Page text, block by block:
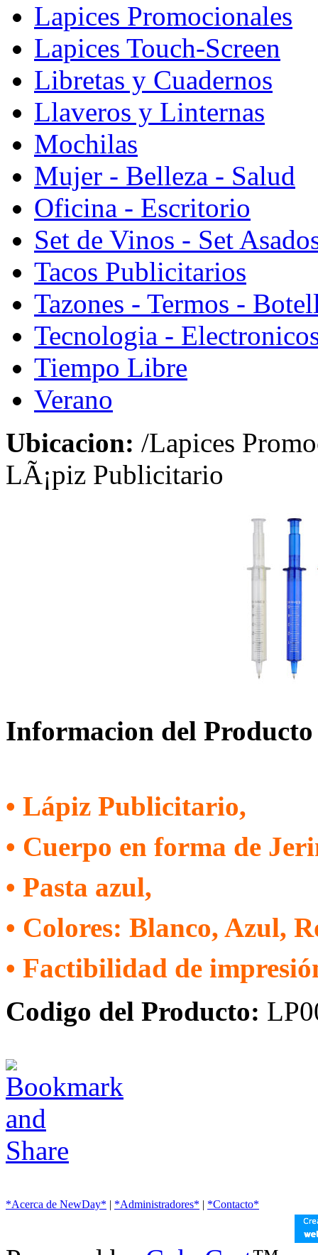
Lapices Promocionales
Lapices Touch-Screen
Libretas y Cuadernos
Llaveros y Linternas
Mochilas
Mujer - Belleza - Salud
Oficina - Escritorio
Set de Vinos - Set
Tacos Publicitarios
Tazones - Termos -
Tecnologia -
Tiempo Libre
Verano
Ubicacion: /Lapices
LÃ¡piz Publicitario
Informacion del Producto
• Lápiz Publicitario,
• Cuerpo en forma de
• Pasta azul,
• Colores: Blanco, Azul,
• Factibilidad de
Codigo del Producto:
*Acerca de NewDay* | *Administradores* | *Contacto*